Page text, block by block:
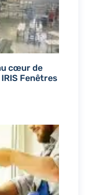
cœur de
Fenêtres